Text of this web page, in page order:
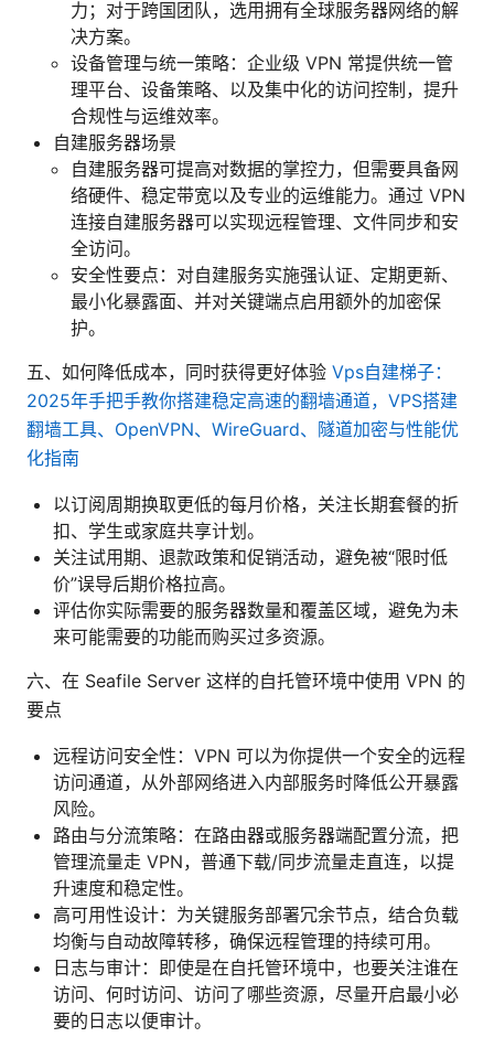
力；对于跨国团队，选用拥有全球服务器网络的解
决方案。
设备管理与统一策略：企业级 VPN 常提供统一管
理平台、设备策略、以及集中化的访问控制，提升
合规性与运维效率。
自建服务器场景
自建服务器可提高对数据的掌控力，但需要具备网
络硬件、稳定带宽以及专业的运维能力。通过 VPN
连接自建服务器可以实现远程管理、文件同步和安
全访问。
安全性要点：对自建服务实施强认证、定期更新、
最小化暴露面、并对关键端点启用额外的加密保
护。
五、如何降低成本，同时获得更好体验 Vps自建梯子：
2025年手把手教你搭建稳定高速的翻墙通道，VPS搭建
翻墙工具、OpenVPN、WireGuard、隧道加密与性能优
化指南
以订阅周期换取更低的每月价格，关注长期套餐的折
扣、学生或家庭共享计划。
关注试用期、退款政策和促销活动，避免被“限时低
价”误导后期价格拉高。
评估你实际需要的服务器数量和覆盖区域，避免为未
来可能需要的功能而购买过多资源。
六、在 Seafile Server 这样的自托管环境中使用 VPN 的
要点
远程访问安全性：VPN 可以为你提供一个安全的远程
访问通道，从外部网络进入内部服务时降低公开暴露
风险。
路由与分流策略：在路由器或服务器端配置分流，把
管理流量走 VPN，普通下载/同步流量走直连，以提
升速度和稳定性。
高可用性设计：为关键服务部署冗余节点，结合负载
均衡与自动故障转移，确保远程管理的持续可用。
日志与审计：即使是在自托管环境中，也要关注谁在
访问、何时访问、访问了哪些资源，尽量开启最小必
要的日志以便审计。